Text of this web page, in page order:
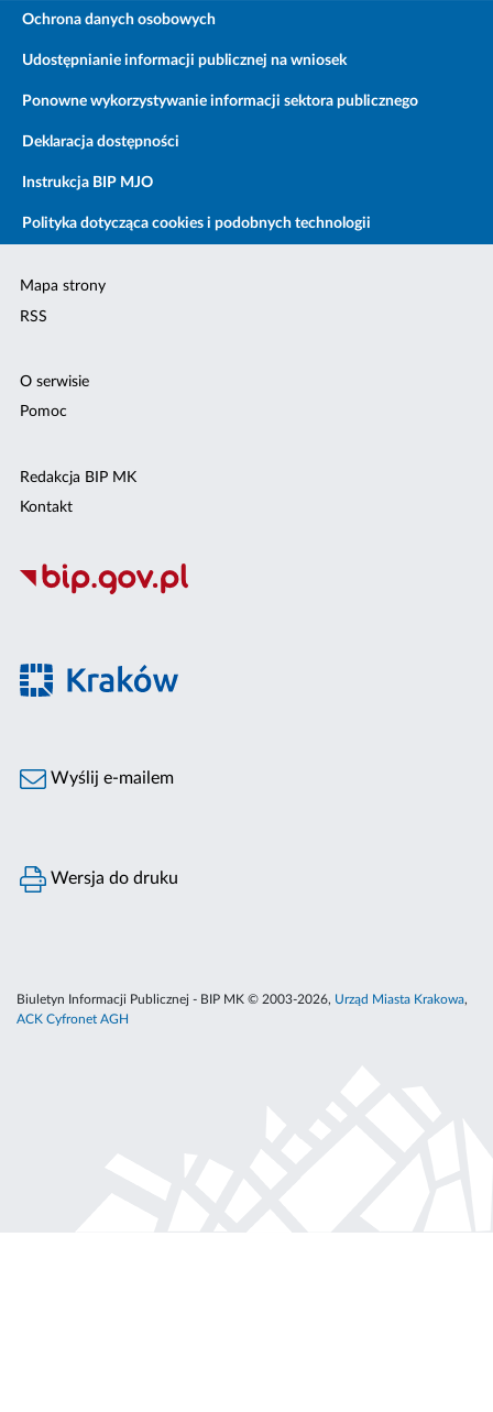
Ochrona danych osobowych
Udostępnianie informacji publicznej na wniosek
Ponowne wykorzystywanie informacji sektora publicznego
Deklaracja dostępności
Instrukcja BIP MJO
Polityka dotycząca cookies i podobnych technologii
Mapa strony
RSS
O serwisie
Pomoc
Redakcja BIP MK
Kontakt
Wyślij e-mailem
Wersja do druku
Biuletyn Informacji Publicznej - BIP MK © 2003-2026, Urząd Miasta Krakowa,
ACK Cyfronet AGH